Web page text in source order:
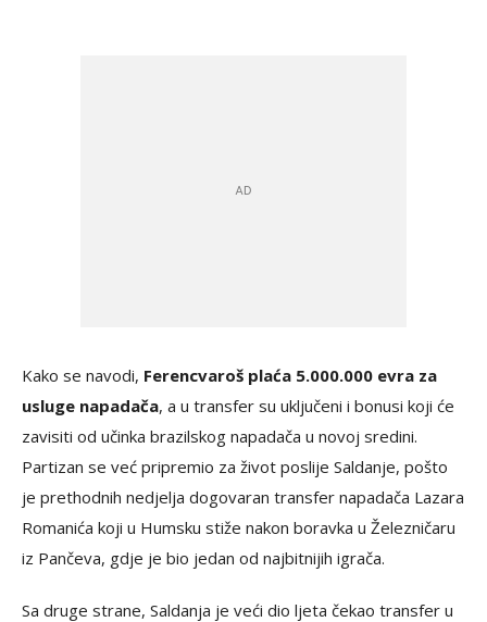
Kako se navodi, Ferencvaroš plaća 5.000.000 evra za
usluge napadača, a u transfer su uključeni i bonusi koji će
zavisiti od učinka brazilskog napadača u novoj sredini.
Partizan se već pripremio za život poslije Saldanje, pošto
je prethodnih nedjelja dogovaran transfer napadača Lazara
Romanića koji u Humsku stiže nakon boravka u Železničaru
iz Pančeva, gdje je bio jedan od najbitnijih igrača.
Sa druge strane, Saldanja je veći dio ljeta čekao transfer u